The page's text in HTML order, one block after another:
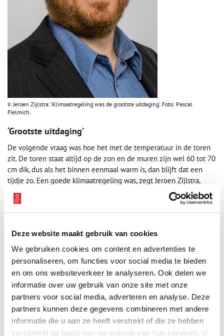
Deze website maakt gebruik van cookies
We gebruiken cookies om content en advertenties te
personaliseren, om functies voor social media te bieden
en om ons websiteverkeer te analyseren. Ook delen we
informatie over uw gebruik van onze site met onze
partners voor social media, adverteren en analyse. Deze
partners kunnen deze gegevens combineren met andere
informatie die u aan ze heeft verstrekt of die ze hebben
verzameld op basis van uw gebruik van hun services. U
Ir. Jeroen Zijlstra: ‘Klimaatregeling was de grootste uitdaging’. Foto: Pascal
Fielmich.
‘Grootste uitdaging’
De volgende vraag was hoe het met de temperatuur in de toren
zit. De toren staat altijd op de zon en de muren zijn wel 60 tot 70
cm dik, dus als het binnen eenmaal warm is, dan blijft dat een
tijdje zo. Een goede klimaatregeling was, zegt Jeroen Zijlstra,
‘onze grootste uitdaging.’ Aanvankelijk ging men uit van
woningen en kantoren met een centrale verwarming op gas.
Uiteindelijk is besloten een overschrijding van het geplande
resulteerde in één klimaatinstallatie voor de hele toren. Zonder
gebruik te maken van aardgas.
De watertoren is een monument, dus je kan bezwaarlijk de
noodzakelijke koelapparaten ergens op het dak of aan de muren
buiten monteren. Architect Zijlstra vertelt hoe al pratend,
denkend en rekenend het plan rees om op de vijfde verdieping,
waar kleine patrijspoortjes zaten, een klimaatinstallatie te
bouwen met luchtwarmtepompen. Die installatie houdt de hele
toren van binnen op de gewenste temperatuur.